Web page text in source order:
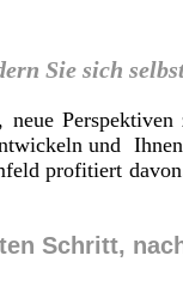
Sie sich
und
profitiert
Schritt,